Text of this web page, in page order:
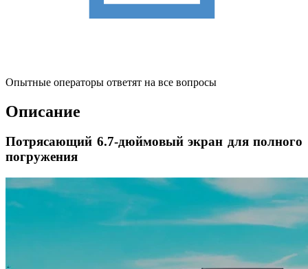
Опытные операторы ответят на все вопросы
Описание
Потрясающий 6.7-дюймовый экран для полного
погружения